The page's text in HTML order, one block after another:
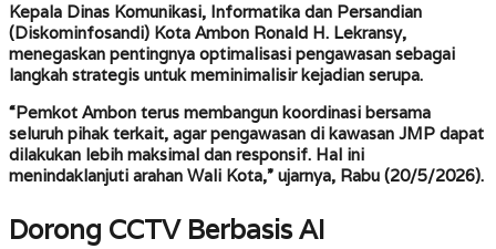
Kepala Dinas Komunikasi, Informatika dan Persandian
(Diskominfosandi) Kota Ambon Ronald H. Lekransy,
menegaskan pentingnya optimalisasi pengawasan sebagai
langkah strategis untuk meminimalisir kejadian serupa.
“Pemkot Ambon terus membangun koordinasi bersama
seluruh pihak terkait, agar pengawasan di kawasan JMP dapat
dilakukan lebih maksimal dan responsif. Hal ini
menindaklanjuti arahan Wali Kota,” ujarnya, Rabu (20/5/2026).
Dorong CCTV Berbasis AI